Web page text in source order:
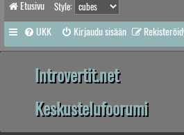
Etusivu Style:
UKK Kirjaudu sisään
Introvertit.net
Keskustelufoorumi